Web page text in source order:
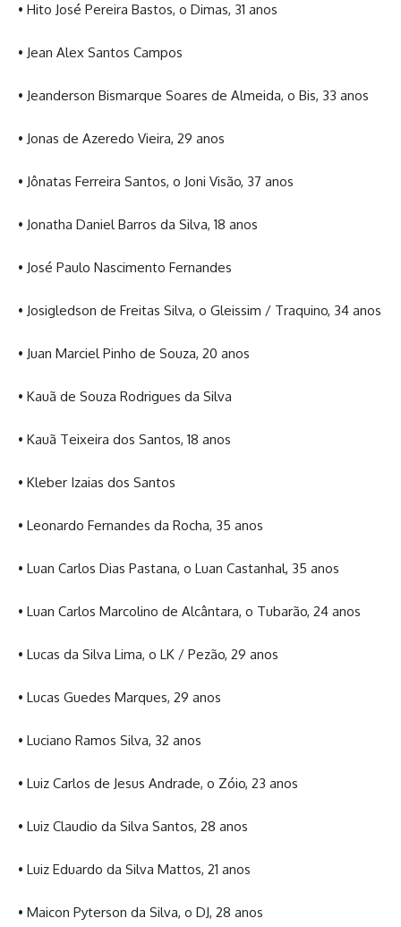
• Hito José Pereira Bastos, o Dimas, 31 anos
• Jean Alex Santos Campos
• Jeanderson Bismarque Soares de Almeida, o Bis, 33 anos
• Jonas de Azeredo Vieira, 29 anos
• Jônatas Ferreira Santos, o Joni Visão, 37 anos
• Jonatha Daniel Barros da Silva, 18 anos
• José Paulo Nascimento Fernandes
• Josigledson de Freitas Silva, o Gleissim / Traquino, 34 anos
• Juan Marciel Pinho de Souza, 20 anos
• Kauã de Souza Rodrigues da Silva
• Kauã Teixeira dos Santos, 18 anos
• Kleber Izaias dos Santos
• Leonardo Fernandes da Rocha, 35 anos
• Luan Carlos Dias Pastana, o Luan Castanhal, 35 anos
• Luan Carlos Marcolino de Alcântara, o Tubarão, 24 anos
• Lucas da Silva Lima, o LK / Pezão, 29 anos
• Lucas Guedes Marques, 29 anos
• Luciano Ramos Silva, 32 anos
• Luiz Carlos de Jesus Andrade, o Zóio, 23 anos
• Luiz Claudio da Silva Santos, 28 anos
• Luiz Eduardo da Silva Mattos, 21 anos
• Maicon Pyterson da Silva, o DJ, 28 anos